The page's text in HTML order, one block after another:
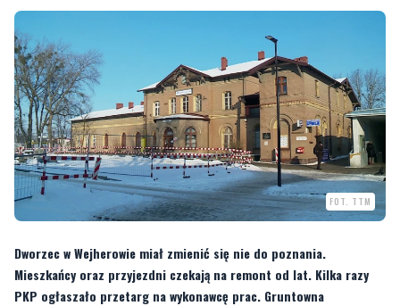
FOT. TTM
Dworzec w Wejherowie miał zmienić się nie do poznania.
Mieszkańcy oraz przyjezdni czekają na remont od lat. Kilka razy
PKP ogłaszało przetarg na wykonawcę prac. Gruntowna